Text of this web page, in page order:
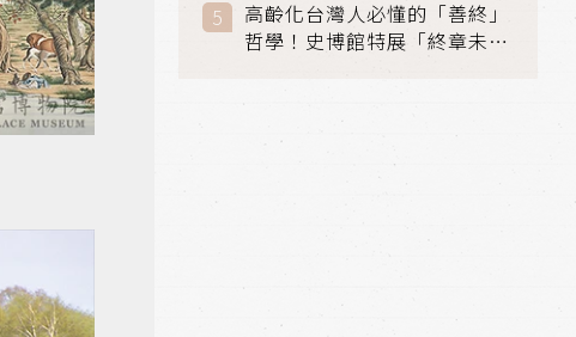
在富邦美術館隆重開展
高齡化台灣人必懂的「善終」
哲學！史博館特展「終章未